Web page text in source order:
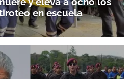
en escuela